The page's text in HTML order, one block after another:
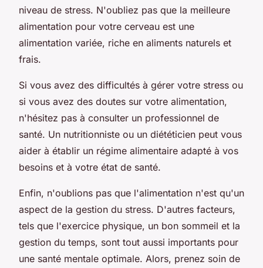
niveau de stress. N'oubliez pas que la meilleure
alimentation pour votre cerveau est une
alimentation variée, riche en aliments naturels et
frais.
Si vous avez des difficultés à gérer votre stress ou
si vous avez des doutes sur votre alimentation,
n'hésitez pas à consulter un professionnel de
santé. Un nutritionniste ou un diététicien peut vous
aider à établir un régime alimentaire adapté à vos
besoins et à votre état de santé.
Enfin, n'oublions pas que l'alimentation n'est qu'un
aspect de la gestion du stress. D'autres facteurs,
tels que l'exercice physique, un bon sommeil et la
gestion du temps, sont tout aussi importants pour
une santé mentale optimale. Alors, prenez soin de